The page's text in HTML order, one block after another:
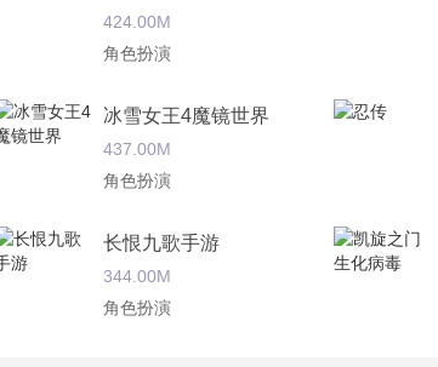
424.00M
角色扮演
冰雪女王4魔镜世界
437.00M
角色扮演
长恨九歌手游
344.00M
角色扮演